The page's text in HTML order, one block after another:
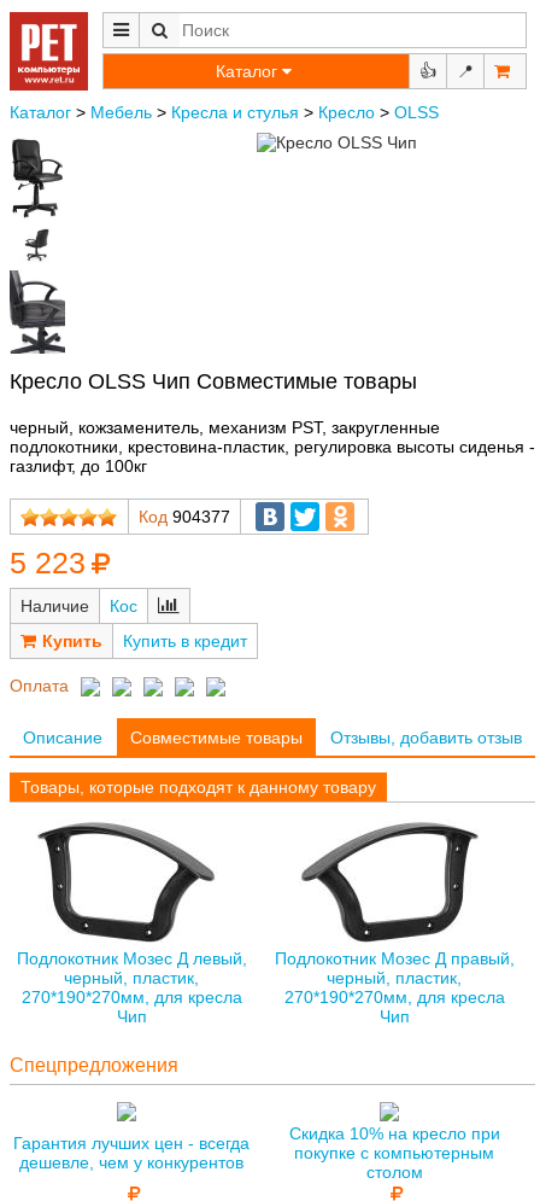
Каталог 👍 📍
Каталог > Мебель > Кресла и стулья > Кресло > OLSS
Кресло OLSS Чип Совместимые товары
черный, кожзаменитель, механизм PST, закругленные
подлокотники, крестовина-пластик, регулировка высоты сиденья -
газлифт, до 100кг
Код 904377
5 223
Наличие
Кос
Купить в кредит
Оплата
Описание Совместимые товары Отзывы, добавить отзыв
Товары, которые подходят к данному товару
Подлокотник Мозес Д левый,
черный, пластик,
270*190*270мм, для кресла
Чип
Подлокотник Мозес Д правый,
черный, пластик,
270*190*270мм, для кресла
Чип
Спецпредложения
Гарантия лучших цен - всегда
дешевле, чем у конкурентов
Скидка 10% на кресло при
покупке с компьютерным
столом